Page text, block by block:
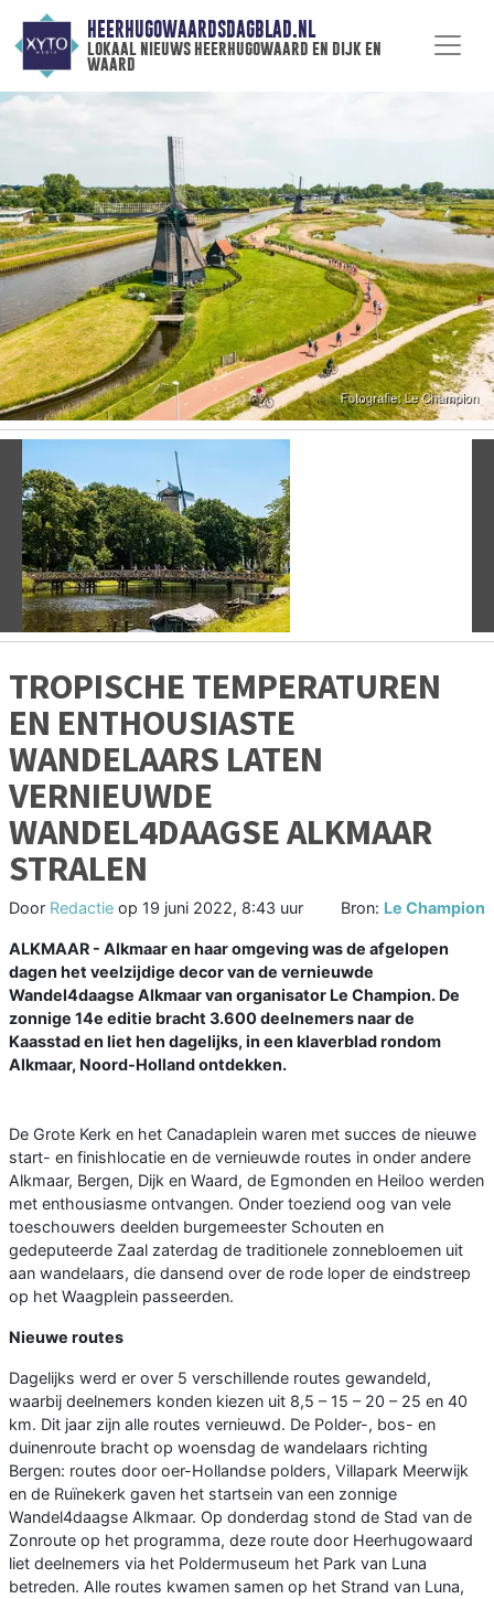
HEERHUGOWAARDSDAGBLAD.NL
lokaal nieuws heerhugowaard en dijk en
waard
Vorige
TROPISCHE TEMPERATUREN
EN ENTHOUSIASTE
WANDELAARS LATEN
VERNIEUWDE
WANDEL4DAAGSE ALKMAAR
STRALEN
Door Redactie op 19 juni 2022, 8:43 uur Bron: Le Champion
ALKMAAR - Alkmaar en haar omgeving was de afgelopen
dagen het veelzijdige decor van de vernieuwde
Wandel4daagse Alkmaar van organisator Le Champion. De
zonnige 14e editie bracht 3.600 deelnemers naar de
Kaasstad en liet hen dagelijks, in een klaverblad rondom
Alkmaar, Noord-Holland ontdekken.
De Grote Kerk en het Canadaplein waren met succes de nieuwe
start- en finishlocatie en de vernieuwde routes in onder andere
Alkmaar, Bergen, Dijk en Waard, de Egmonden en Heiloo werden
met enthousiasme ontvangen. Onder toeziend oog van vele
toeschouwers deelden burgemeester Schouten en
gedeputeerde Zaal zaterdag de traditionele zonnebloemen uit
aan wandelaars, die dansend over de rode loper de eindstreep
op het Waagplein passeerden.
Nieuwe routes
Dagelijks werd er over 5 verschillende routes gewandeld,
waarbij deelnemers konden kiezen uit 8,5 – 15 – 20 – 25 en 40
km. Dit jaar zijn alle routes vernieuwd. De Polder-, bos- en
duinenroute bracht op woensdag de wandelaars richting
Bergen: routes door oer-Hollandse polders, Villapark Meerwijk
en de Ruïnekerk gaven het startsein van een zonnige
Wandel4daagse Alkmaar. Op donderdag stond de Stad van de
Zonroute op het programma, deze route door Heerhugowaard
liet deelnemers via het Poldermuseum het Park van Luna
betreden. Alle routes kwamen samen op het Strand van Luna,